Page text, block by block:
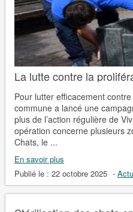
La lutte contre la
Pour lutter efficacement
commune a lancé une
plus de l’action régulière de
opération concerne plusieurs
Chats, le ...
En savoir plus
Publié le : 22 octobre 2025 -